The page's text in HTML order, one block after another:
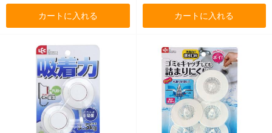
カートに入れる カートに入れる